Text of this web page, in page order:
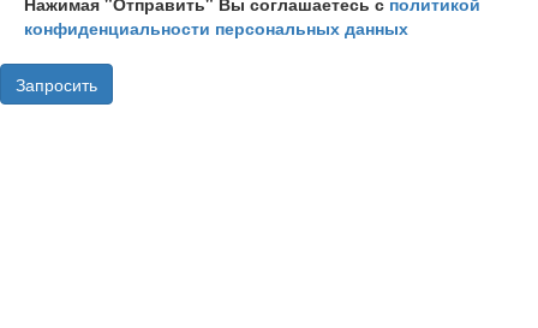
конфиденциальности персональных данных